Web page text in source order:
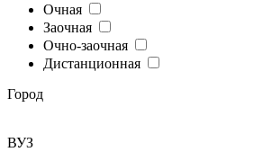
Очная
Заочная
Очно-заочная
Дистанционная
Город
ВУЗ